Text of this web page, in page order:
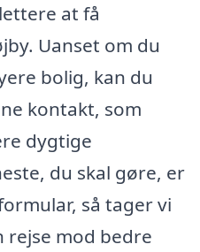
at få
Uanset om du
bolig, kan du
kontakt, som
dygtige
du skal gøre, er
så tager vi
rejse mod bedre